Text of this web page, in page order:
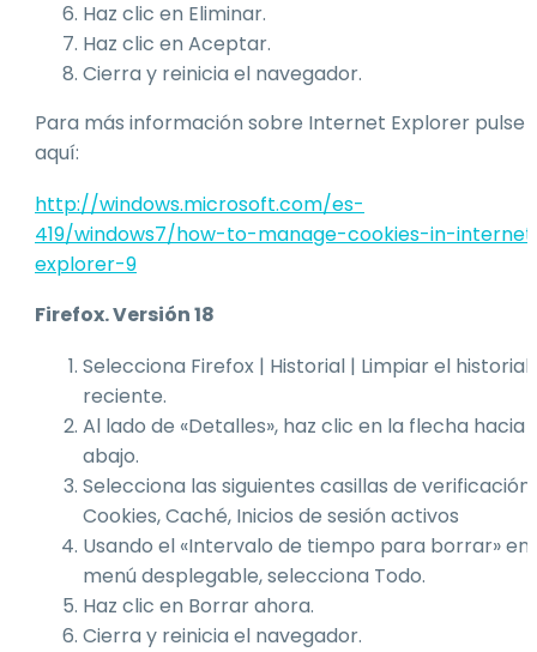
Haz clic en Eliminar.
Haz clic en Aceptar.
Cierra y reinicia el navegador.
Para más información sobre Internet Explorer pulse
aquí:
http://windows.microsoft.com/es-
419/windows7/how-to-manage-cookies-in-
explorer-9
Firefox. Versión 18
Selecciona Firefox | Historial | Limpiar el historial
reciente.
Al lado de «Detalles», haz clic en la flecha hacia
abajo.
Selecciona las siguientes casillas de verificación:
Cookies, Caché, Inicios de sesión activos
Usando el «Intervalo de tiempo para borrar» en
menú desplegable, selecciona Todo.
Haz clic en Borrar ahora.
Cierra y reinicia el navegador.